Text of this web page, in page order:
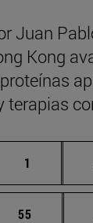
Juan
Kong
terapias
Página
1
Página
55